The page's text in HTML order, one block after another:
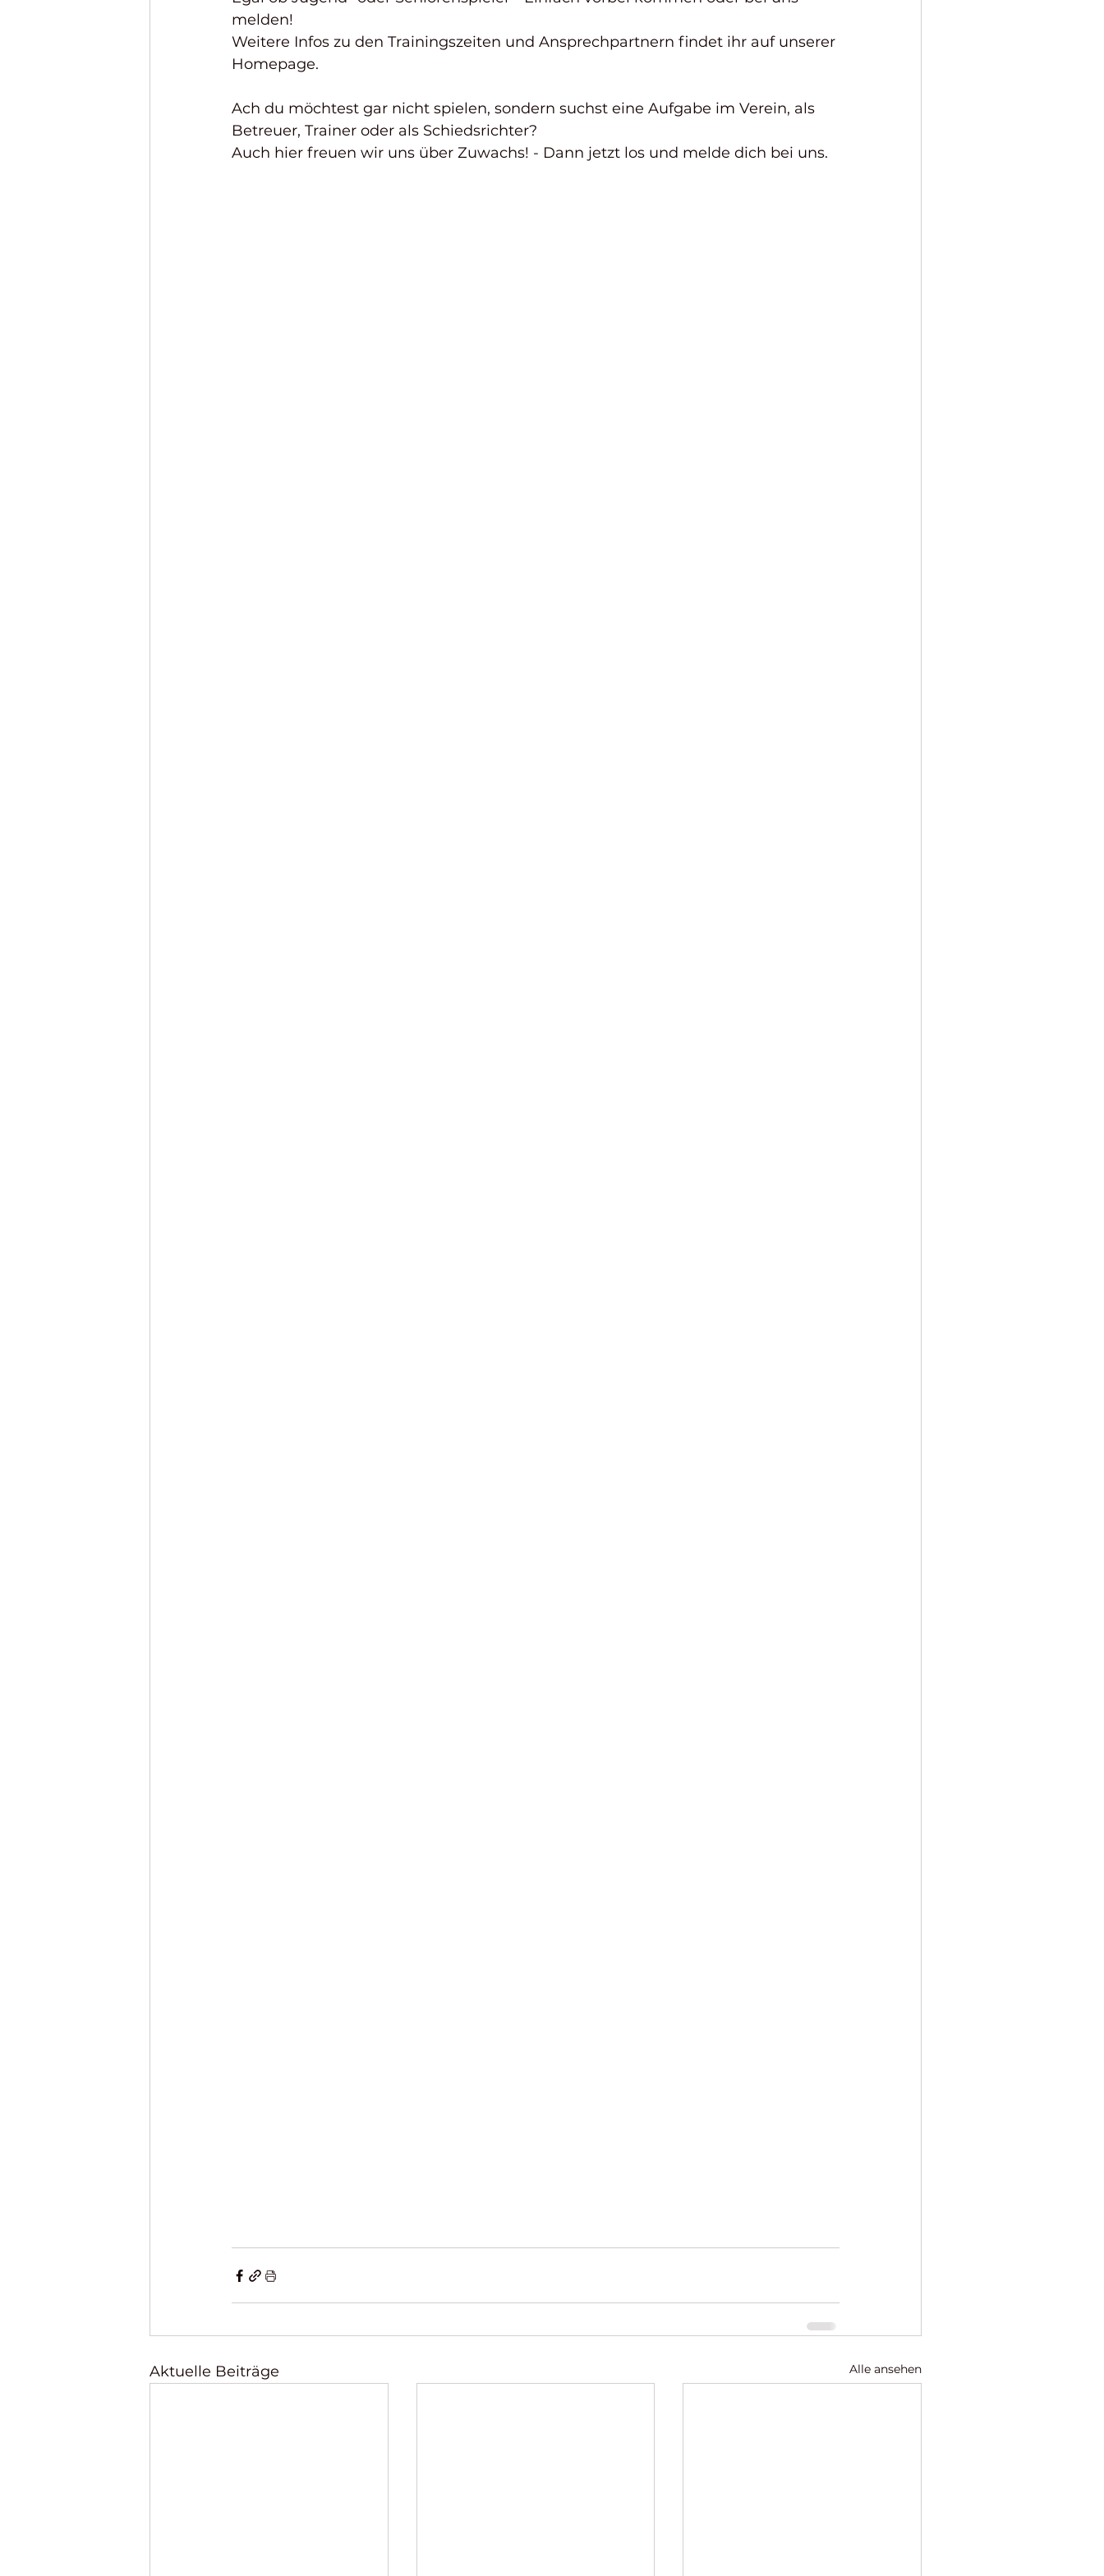
melden!
Weitere Infos zu den Trainingszeiten und Ansprechpartnern findet ihr auf unserer
Homepage.
Ach du möchtest gar nicht spielen, sondern suchst eine Aufgabe im Verein, als
Betreuer, Trainer oder als Schiedsrichter?
Auch hier freuen wir uns über Zuwachs! - Dann jetzt los und melde dich bei uns.
Aktuelle Beiträge Alle ansehen